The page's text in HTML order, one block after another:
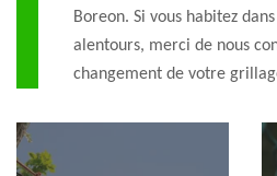
Boreon. Si vous habitez
alentours, merci de nous
changement de votre